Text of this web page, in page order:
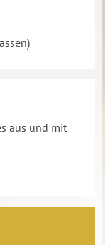
aus und mit